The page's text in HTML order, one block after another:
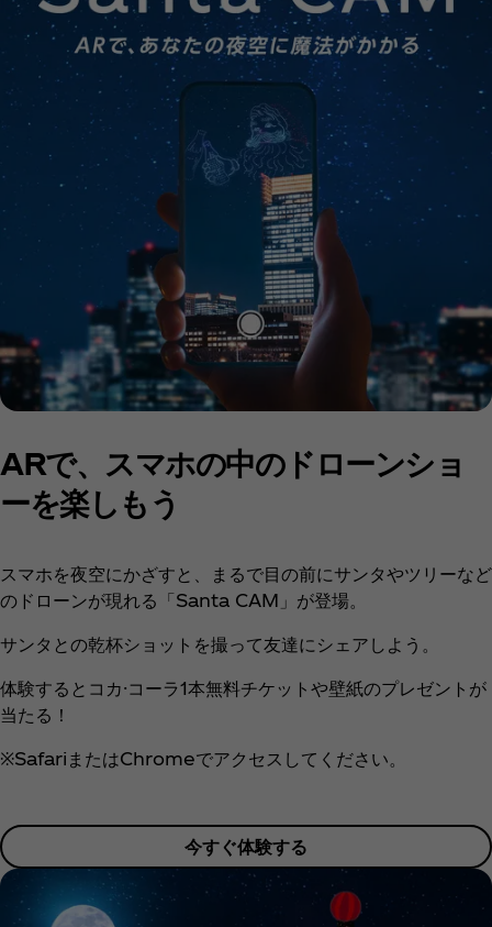
ARで、スマホの中のドローンショ
ーを楽しもう​
スマホを夜空にかざすと、まるで目の前にサンタやツリーなど
のドローンが現れる「Santa CAM」が登場。
サンタとの乾杯ショットを撮って友達にシェアしよう。​
体験するとコカ·コーラ1本無料チケットや壁紙のプレゼントが
当たる！​
※SafariまたはChromeでアクセスしてください。
今すぐ体験する